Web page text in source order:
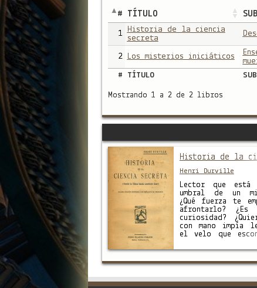
# TÍTULO
1
Historia de la ciencia
secreta
2 Los misterios iniciáticos
#
TÍTULO
Mostrando 1 a 2 de 2 libros
Historia de la
Henri Durville
Lector que
umbral de un
¿Qué fuerza te
afrontarlo? ¿Es
curiosidad?
con mano impía
el velo que
revelar
propósito,
este libro que
para ti; es una